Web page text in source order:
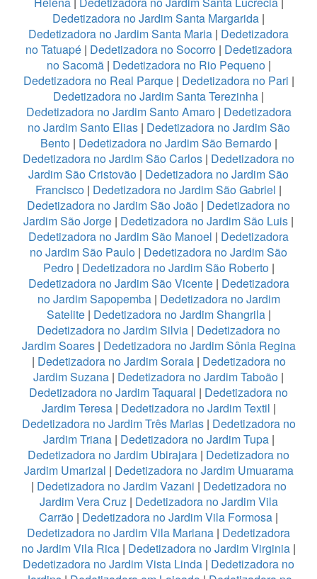
Dedetizadora no Jardim Santa Margarida |
Dedetizadora no Jardim Santa Maria | Dedetizadora
no Tatuapé| Dedetizadora no Socorro| Dedetizadora
no Sacomã| Dedetizadora no Rio Pequeno|
Dedetizadora no Real Parque| Dedetizadora no Pari |
Dedetizadora no Jardim Santa Terezinha |
Dedetizadora no Jardim Santo Amaro| Dedetizadora
no Jardim Santo Elias| Dedetizadora no Jardim São
Bento| Dedetizadora no Jardim São Bernardo|
Dedetizadora no Jardim São Carlos | Dedetizadora no
Jardim São Cristovão | Dedetizadora no Jardim São
Francisco | Dedetizadora no Jardim São Gabriel |
Dedetizadora no Jardim São João | Dedetizadora no
Jardim São Jorge | Dedetizadora no Jardim São Luis |
Dedetizadora no Jardim São Manoel | Dedetizadora
no Jardim São Paulo | Dedetizadora no Jardim São
Pedro| Dedetizadora no Jardim São Roberto|
Dedetizadora no Jardim São Vicente| Dedetizadora
no Jardim Sapopemba| Dedetizadora no Jardim
Satelite| Dedetizadora no Jardim Shangrila|
Dedetizadora no Jardim Silvia | Dedetizadora no
Jardim Soares| Dedetizadora no Jardim Sônia Regina
| Dedetizadora no Jardim Soraia| Dedetizadora no
Jardim Suzana | Dedetizadora no Jardim Taboão |
Dedetizadora no Jardim Taquaral | Dedetizadora no
Jardim Teresa| Dedetizadora no Jardim Textil |
Dedetizadora no Jardim Três Marias| Dedetizadora no
Jardim Triana| Dedetizadora no Jardim Tupa|
Dedetizadora no Jardim Ubirajara | Dedetizadora no
Jardim Umarizal | Dedetizadora no Jardim Umuarama
| Dedetizadora no Jardim Vazani | Dedetizadora no
Jardim Vera Cruz| Dedetizadora no Jardim Vila
Carrão | Dedetizadora no Jardim Vila Formosa |
Dedetizadora no Jardim Vila Mariana | Dedetizadora
no Jardim Vila Rica | Dedetizadora no Jardim Virginia |
Dedetizadora no Jardim Vista Linda | Dedetizadora no